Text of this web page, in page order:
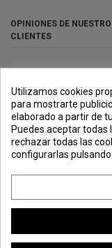
OPINIONES DE
CLIENTES
PREMIOS
METODOS
DE PAGO
Utilizamos cookies
para mostrarte
elaborado a partir de
Puedes aceptar todas
rechazar todas las
configurarlas pulsando